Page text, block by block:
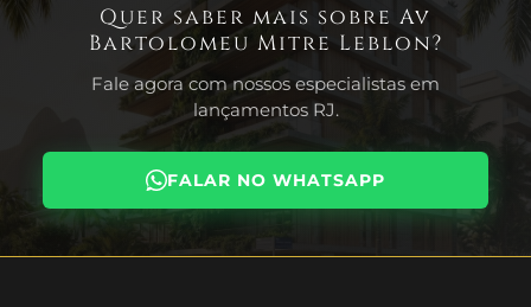
Quer saber mais sobre Av
Bartolomeu Mitre Leblon?
Fale agora com nossos especialistas em
lançamentos RJ.
FALAR NO WHATSAPP